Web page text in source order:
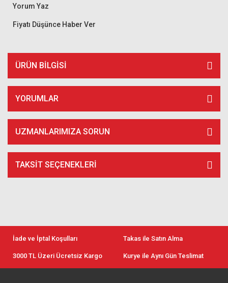
Yorum Yaz
Fiyatı Düşünce Haber Ver
ÜRÜN BILGISI
YORUMLAR
UZMANLARIMIZA SORUN
TAKSIT SEÇENEKLERI
İade ve İptal Koşulları Takas ile Satın Alma
3000 TL Üzeri Ücretsiz Kargo Kurye ile Aynı Gün Teslimat